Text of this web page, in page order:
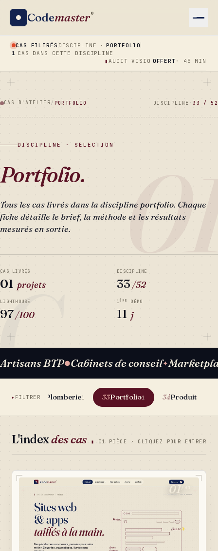
Codemaster®
CAS FILTRÉS DISCIPLINE · PORTFOLIO
1 CAS DANS CETTE DISCIPLINE
▮ AUDIT VISIO OFFERT · 45 MIN
CAS D'ATELIER/ PORTFOLIO DISCIPLINE ·33 / 52
DISCIPLINE · SÉLECTION
Portfolio.
Tous les cas livrés dans la discipline portfolio. Chaque
fiche détaille le brief, la méthode et les résultats
mesurés en sortie.
CAS LIVRÉS
01 projets
DISCIPLINE
33 /52
LIGHTHOUSE
97/100
1ÈRE DÉMO
11 j
Artisans BTP●Cabinets de conseil✦
FILTRER
web2 32 Plomberie1 33Portfolio1 34Produit
L'indexdes cas ▮ 01 PIÈCE · CLIQUEZ POUR ENTRER
01